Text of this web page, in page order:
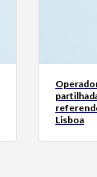
Lisboa